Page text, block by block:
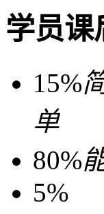
学员课
15%
单
80%
5%